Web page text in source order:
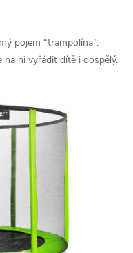
pojem “trampolína”.
na ni vyřádit dítě i dospělý.